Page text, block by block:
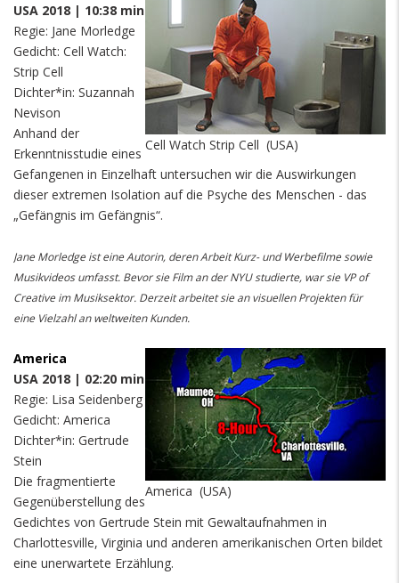
Cell Watch Strip Cell (USA)
USA 2018 | 10:38 min
Regie: Jane Morledge
Gedicht: Cell Watch:
Strip Cell
Dichter*in: Suzannah
Nevison
Anhand der
Erkenntnisstudie eines
Gefangenen in Einzelhaft untersuchen wir die Auswirkungen
dieser extremen Isolation auf die Psyche des Menschen - das
„Gefängnis im Gefängnis“.
Jane Morledge ist eine Autorin, deren Arbeit Kurz- und Werbefilme sowie
Musikvideos umfasst. Bevor sie Film an der NYU studierte, war sie VP of
Creative im Musiksektor. Derzeit arbeitet sie an visuellen Projekten für
eine Vielzahl an weltweiten Kunden.
America
America (USA)
USA 2018 | 02:20 min
Regie: Lisa Seidenberg
Gedicht: America
Dichter*in: Gertrude
Stein
Die fragmentierte
Gegenüberstellung des
Gedichtes von Gertrude Stein mit Gewaltaufnahmen in
Charlottesville, Virginia und anderen amerikanischen Orten bildet
eine unerwartete Erzählung.